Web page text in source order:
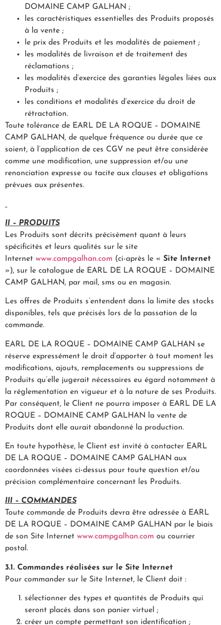
DOMAINE CAMP GALHAN ;
les caractéristiques essentielles des Produits proposés
à la vente ;
le prix des Produits et les modalités de paiement ;
les modalités de livraison et de traitement des
réclamations ;
les modalités d’exercice des garanties légales liées aux
Produits ;
les conditions et modalités d’exercice du droit de
rétractation.
Toute tolérance de EARL DE LA ROQUE – DOMAINE
CAMP GALHAN, de quelque fréquence ou durée que ce
soient, à l’application de ces CGV ne peut être considérée
comme une modification, une suppression et/ou une
renonciation expresse ou tacite aux clauses et obligations
prévues aux présentes.
II – PRODUITS
Les Produits sont décrits précisément quant à leurs
spécificités et leurs qualités sur le site
Internet www.campgalhan.com (ci-après le « Site Internet
»), sur le catalogue de EARL DE LA ROQUE – DOMAINE
CAMP GALHAN, par mail, sms ou en magasin.
Les offres de Produits s’entendent dans la limite des stocks
disponibles, tels que précisés lors de la passation de la
commande.
EARL DE LA ROQUE – DOMAINE CAMP GALHAN se
réserve expressément le droit d’apporter à tout moment les
modifications, ajouts, remplacements ou suppressions de
Produits qu’elle jugerait nécessaires eu égard notamment à
la réglementation en vigueur et à la nature de ses Produits.
Par conséquent, le Client ne pourra imposer à EARL DE LA
ROQUE – DOMAINE CAMP GALHAN la vente de
Produits dont elle aurait abandonné la production.
En toute hypothèse, le Client est invité à contacter EARL
DE LA ROQUE – DOMAINE CAMP GALHAN aux
coordonnées visées ci-dessus pour toute question et/ou
précision complémentaire concernant les Produits.
III – COMMANDES
Toute commande de Produits devra être adressée à EARL
DE LA ROQUE – DOMAINE CAMP GALHAN par le biais
de son Site Internet www.campgalhan.com ou courrier
postal.
3.1. Commandes réalisées sur le Site Internet
Pour commander sur le Site Internet, le Client doit :
sélectionner des types et quantités de Produits qui
seront placés dans son panier virtuel ;
créer un compte permettant son identification ;